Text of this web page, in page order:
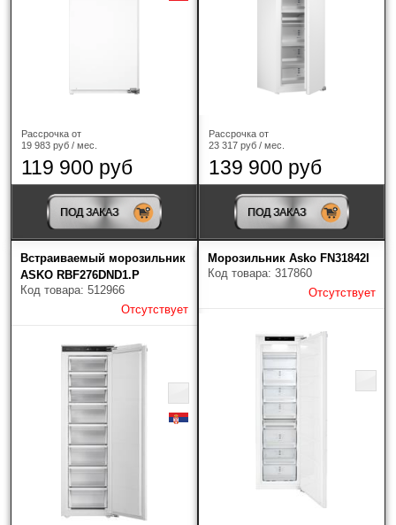
Ширина холодильника, см
Крепление двери
Рассрочка от
19 983 руб / мес.
119 900 руб
ПОД ЗАКАЗ
Рассрочка от
23 317 руб / мес.
139 900 руб
ПОД ЗАКАЗ
Встраиваемый морозильник
ASKO RBF276DND1.P
Код товара: 512966
Отсутствует
Морозильник Asko FN31842I
Код товара: 317860
Отсутствует